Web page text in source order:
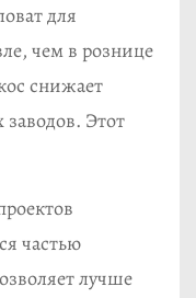
для
чем в рознице
снижает
Этот
частью
лучше